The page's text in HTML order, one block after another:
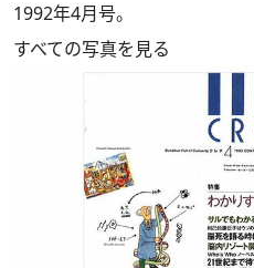
1992年4月号。
すべての写真を見る